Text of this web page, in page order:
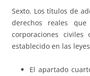
Sexto. Los títulos de
derechos reales
corporaciones
establecido en las
El apartado